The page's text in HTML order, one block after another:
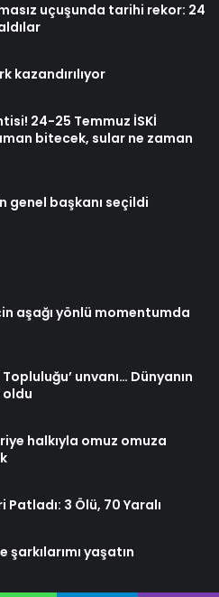
uçuşunda tarihi rekor: 24
kazandırılıyor
24-25 Temmuz İSKİ
bitecek, sular ne zaman
genel başkanı seçildi
aşağı yönlü momentumda
unvanı… Dünyanın
oldu
halkıyla omuz omuza
Patladı: 3 Ölü, 70 Yaralı
yaşatın